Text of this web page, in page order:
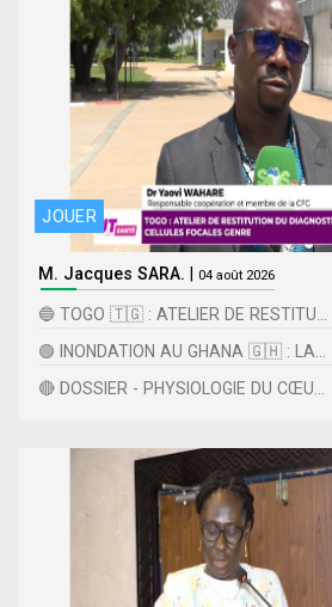
JOUER
M. Jacques SARA. | 04 août 2026
🔵 TOGO 🇹🇬 : ATELIER DE RESTITU...
🟢 INONDATION AU GHANA 🇬🇭 : LA...
🔴 DOSSIER - PHYSIOLOGIE DU CŒU...